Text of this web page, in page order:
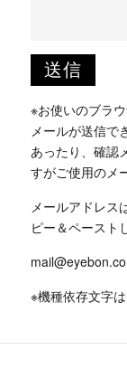
※お使いのブラ
メールが送信で
あったり、確認
すがご使用のメ
メールアドレス
ピー＆ペースト
※機種依存文字